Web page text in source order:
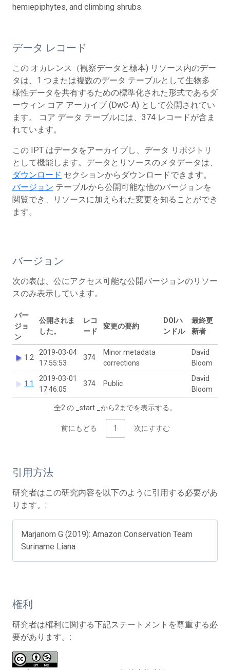
hemiepiphytes, and climbing shrubs.
データ レコード
この オカレンス（観察データと標本) リソース内のデー
タは、1 つまたは複数のデータ テーブルとして生物多
様性データを共有するための標準化された形式であるダ
ーウィン コア アーカイブ (DwC-A) として公開されてい
ます。 コア データ テーブルには、374 レコードが含ま
れています。
この IPT はデータをアーカイブし、データ リポジトリ
として機能します。データとリソースのメタデータは、
ダウンロード セクションからダウンロードできます。
バージョン テーブルから公開可能な他のバージョンを
閲覧でき、リソースに加えられた変更を知ることができ
ます。
バージョン
次の表は、公にアクセス可能な公開バージョンのリソー
スのみ表示しています。
バー
ジョ
ン
公開されま
した。
レコ
ード
変更の要約
DOIハ
ンドル
最終更
新者
1.2
2019-03-04
17:55:53
374
Minor metadata
corrections
David
Bloom
1.1
2019-03-01
17:46:05
374 Public
David
Bloom
全2 の _start _から2までを表示する。
前にもどる 1 次にすすむ
引用方法
研究者はこの研究内容を以下のように引用する必要があ
ります。:
Marjanom G (2019): Amazon Conservation Team
Suriname Liana
権利
研究者は権利に関する下記ステートメントを尊重する必
要があります。: